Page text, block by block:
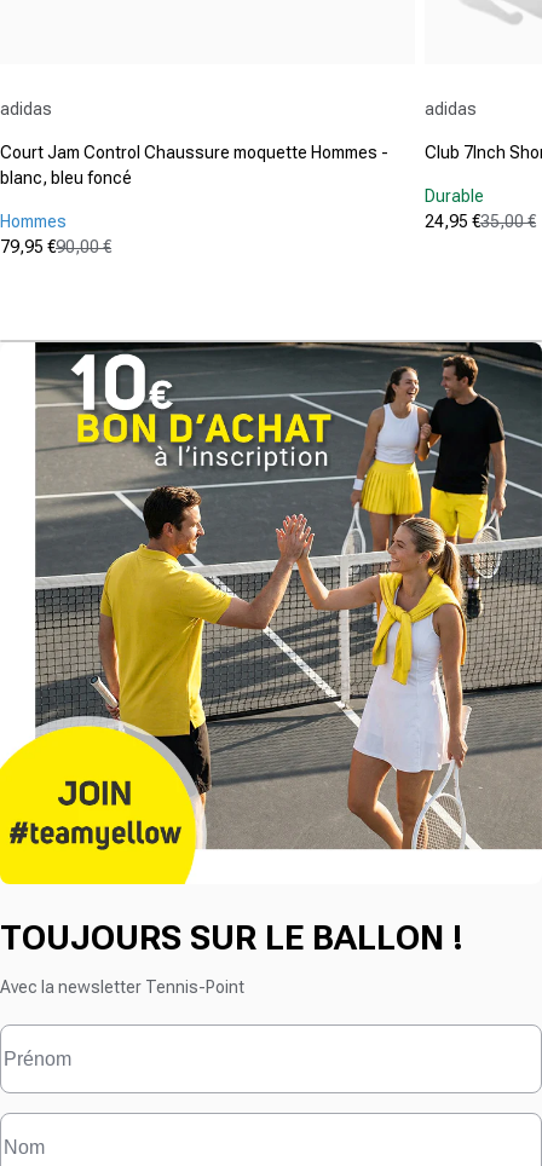
adidas
Court Jam Control Chaussure moquette Hommes -
blanc, bleu foncé
Hommes
Prix promotionnel
79,95 €
Prix normal
90,00 €
5
étoiles.
adidas
Club 7Inch
Durable
Prix
24,95 €
Prix normal
35,00 €
étoiles.
399
avis
TOUJOURS SUR LE BALLON !
Avec la newsletter Tennis-Point